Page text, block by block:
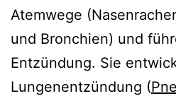
Atemwege
und Bronchien) und
Entzündung. Sie
Lungenentzündung (